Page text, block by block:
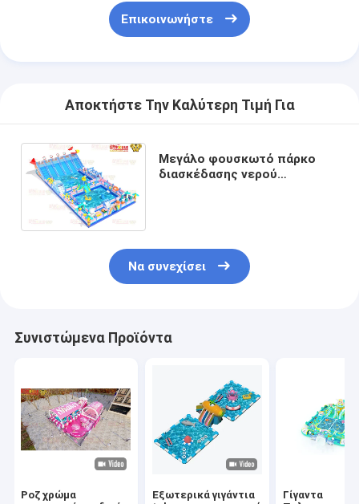
Επικοινωνήστε
Αποκτήστε Την Καλύτερη Τιμή Για
Μεγάλο φουσκωτό πάρκο
διασκέδασης νερού
Να συνεχίσει
Συνιστώμενα Προϊόντα
Ροζ χρώμα
Εξωτερικά γιγάντια
Γίγαντα